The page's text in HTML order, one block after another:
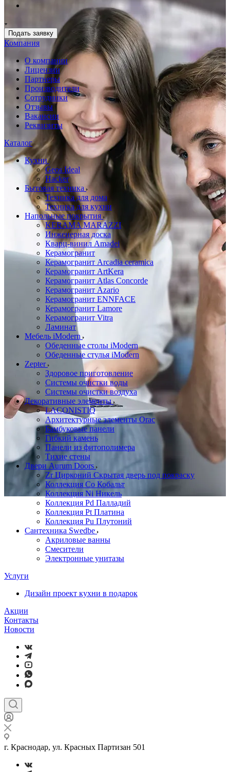
Подать заявку
Компания
О компании
Лицензии
Партнеры
Производители
Сотрудники
Отзывы
Вакансии
Реквизиты
Каталог
Кухни
Geos Ideal
Hacker
Бытовая техника
Техника для дома
Техника для кухни
Напольные покрытия
KERAMA MARAZZI
Инженерная доска
Кварц-винил Amadei
Керамогранит
Керамогранит Arcadia ceramica
Керамогранит ArtKera
Керамогранит Atlas Concorde
Керамогранит Azario
Керамогранит ENNFACE
Керамогранит Lamore
Керамогранит Vitra
Ламинат
Мебель iModern
Обеденные столы iModern
Обеденные стулья iModern
Zepter
Здоровое приготовление
Системы очистки воды
Системы очистки воздуха
Декоративные элементы
LACONISTIQ
Архитектурные элементы Orac
Бамбуковые панели
Гибкий камень
Панели из фитополимера
Тихие стены
Двери Aurum Doors
Zr Цирконий Скрытая дверь под покраску
Коллекция Co Кобальт
Коллекция Ni Никель
Коллекция Pd Палладий
Коллекция Pt Платина
Коллекция Pu Плутоний
Сантехника Swedbe
Акриловые ванны
Смесители
Электронные унитазы
Услуги
Дизайн проект кухни в подарок
Акции
Контакты
Новости
г. Краснодар, ул. Красных Партизан 501